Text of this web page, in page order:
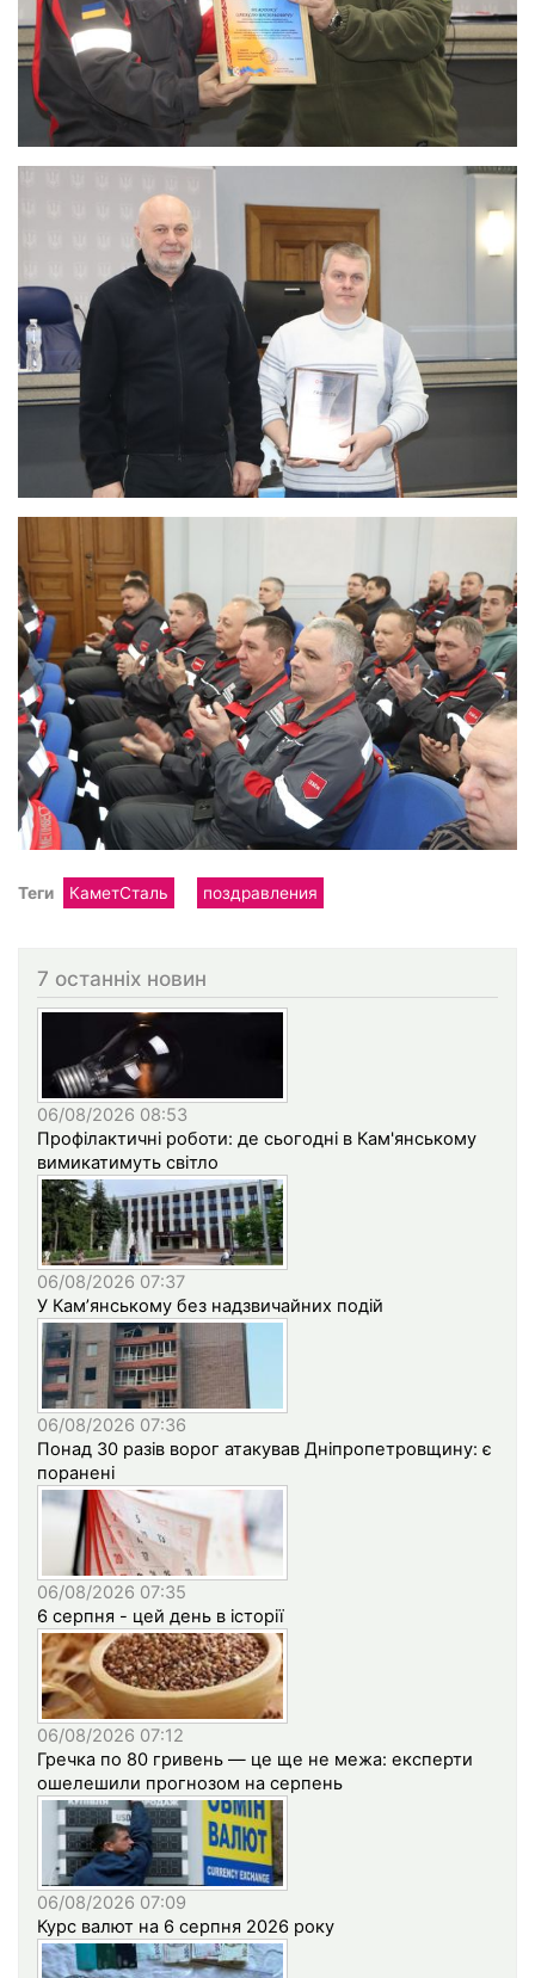
Теги КаметСталь поздравления
7 останніх новин
06/08/2026 08:53
Профілактичні роботи: де сьогодні в Кам'янському
вимикатимуть світло
06/08/2026 07:37
У Кам’янському без надзвичайних подій
06/08/2026 07:36
Понад 30 разів ворог атакував Дніпропетровщину: є
поранені
06/08/2026 07:35
6 серпня - цей день в історії
06/08/2026 07:12
Гречка по 80 гривень — це ще не межа: експерти
ошелешили прогнозом на серпень
06/08/2026 07:09
Курс валют на 6 серпня 2026 року